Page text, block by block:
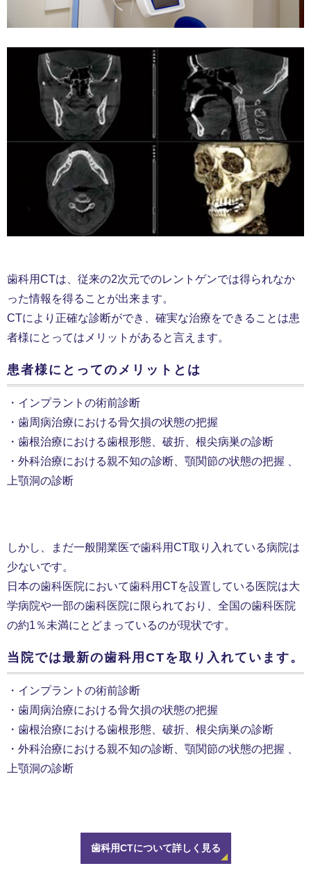
歯科用CTは、従来の2次元でのレントゲンでは得られなか
った情報を得ることが出来ます。
CTにより正確な診断ができ、確実な治療をできることは患
者様にとってはメリットがあると言えます。
患者様にとってのメリットとは
・インプラントの術前診断
・歯周病治療における骨欠損の状態の把握
・歯根治療における歯根形態、破折、根尖病巣の診断
・外科治療における親不知の診断、顎関節の状態の把握 、
上顎洞の診断
しかし、まだ一般開業医で歯科用CT取り入れている病院は
少ないです。
日本の歯科医院において歯科用CTを設置している医院は大
学病院や一部の歯科医院に限られており、全国の歯科医院
の約1％未満にとどまっているのが現状です。
当院では最新の歯科用CTを取り入れています。
・インプラントの術前診断
・歯周病治療における骨欠損の状態の把握
・歯根治療における歯根形態、破折、根尖病巣の診断
・外科治療における親不知の診断、顎関節の状態の把握 、
上顎洞の診断
歯科用CTについて詳しく見る